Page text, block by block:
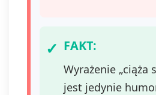
FAKT:
Wyrażenie „ciąża
jest jedynie